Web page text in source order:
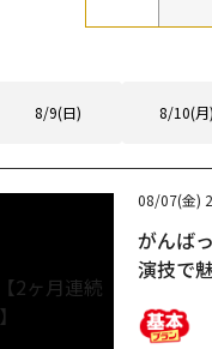
8/9(日) 8/10(月)
08/07(金)
がんば
演技で